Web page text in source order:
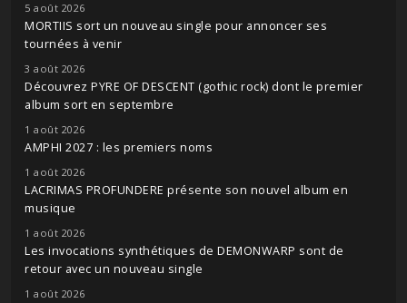
5 août 2026
MORTIIS sort un nouveau single pour annoncer ses
tournées à venir
3 août 2026
Découvrez PYRE OF DESCENT (gothic rock) dont le premier
album sort en septembre
1 août 2026
AMPHI 2027 : les premiers noms
1 août 2026
LACRIMAS PROFUNDERE présente son nouvel album en
musique
1 août 2026
Les invocations synthétiques de DEMONWARP sont de
retour avec un nouveau single
1 août 2026